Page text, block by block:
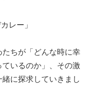
レー」
ちが「どんな時に幸
いるのか」、その激
に探求していきまし